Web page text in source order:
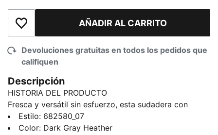
Añadir a la lista de deseosAÑADIR AL CARRITO
Devoluciones gratuitas en todos los pedidos que
califiquen
Descripción
HISTORIA DEL PRODUCTO
Fresca y versátil sin esfuerzo, esta sudadera con
capucha de PUMA lleva el logotipo del gato PUMA
bordado, capucha ajustable con cordones, puños y
Estilo: 682580_07
Color: Dark Gray Heather